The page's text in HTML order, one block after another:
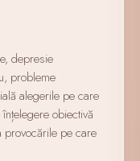
depresie
probleme
alegerile pe care
obiectivă
provocările pe care